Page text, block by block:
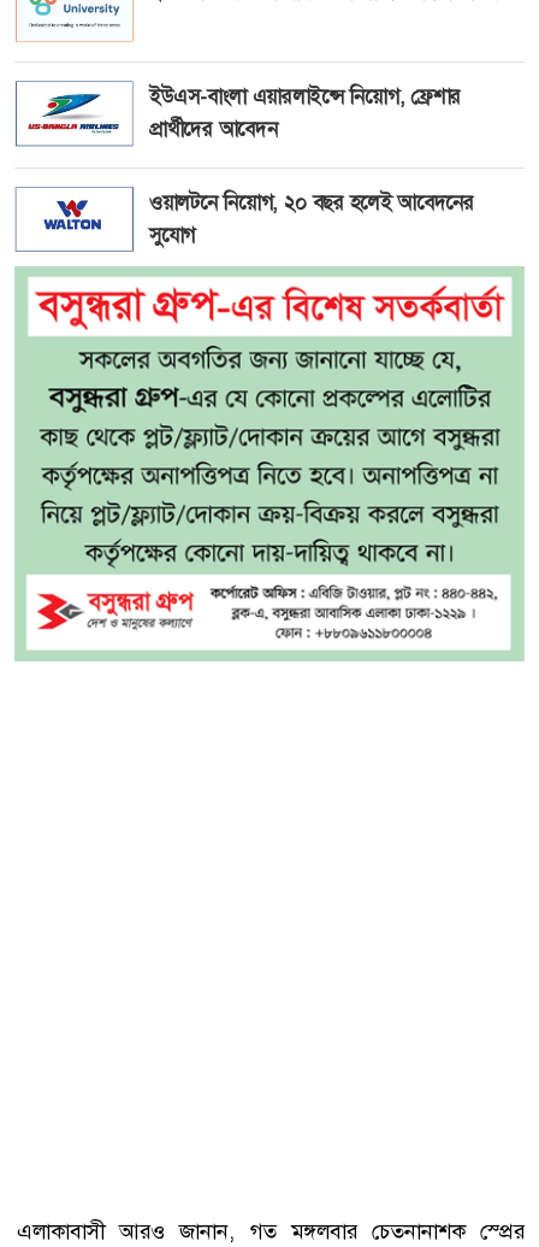
ইউএস-বাংলা এয়ারলাইন্সে নিয়োগ, ফ্রেশার
প্রার্থীদের আবেদন
ওয়ালটনে নিয়োগ, ২০ বছর হলেই আবেদনের
সুযোগ
এলাকাবাসী আরও জানান, গত মঙ্গলবার চেতনানাশক স্প্রের